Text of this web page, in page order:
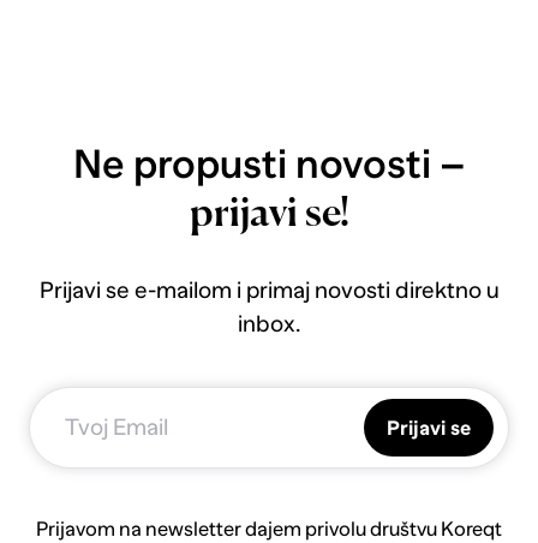
Ne propusti novosti –
prijavi se!
Prijavi se e-mailom i primaj novosti direktno u
inbox.
Prijavi se
Prijavom na newsletter dajem privolu društvu Koreqt